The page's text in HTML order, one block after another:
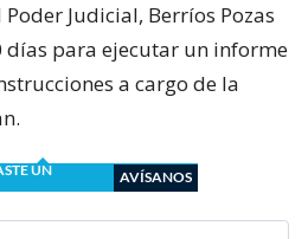
Judicial, Berríos Pozas
días para ejecutar un informe
a cargo de la
UN
AVÍSANOS